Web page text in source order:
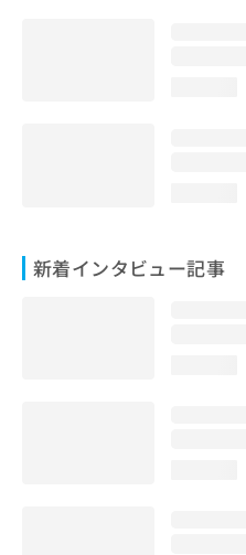
新着インタビュー記事